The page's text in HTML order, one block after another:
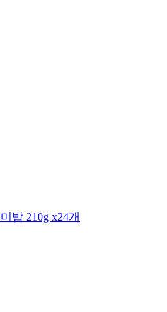
밥 210g x24개